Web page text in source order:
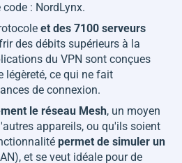
: NordLynx.
et des 7100 serveurs
des débits supérieurs à la
du VPN sont conçues
légèreté, ce qui ne fait
de connexion.
le réseau Mesh, un moyen
appareils, ou qu'ils soient
permet de simuler un
et se veut idéale pour de